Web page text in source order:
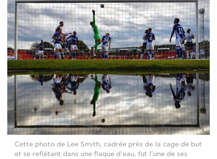
Cette photo de Lee Smith, cadrée près de la cage de but
et se reflétant dans une flaque d'eau, fut l'une de ses